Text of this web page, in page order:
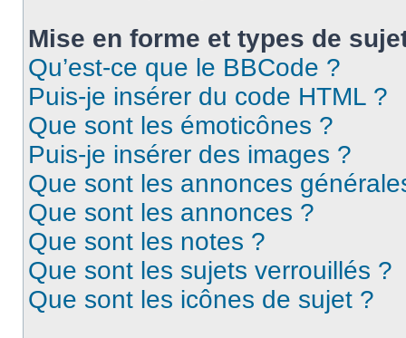
Mise en forme et types de
Qu’est-ce que le BBCode ?
Puis-je insérer du code HTML ?
Que sont les émoticônes ?
Puis-je insérer des images ?
Que sont les annonces
Que sont les annonces ?
Que sont les notes ?
Que sont les sujets verrouillés ?
Que sont les icônes de sujet ?